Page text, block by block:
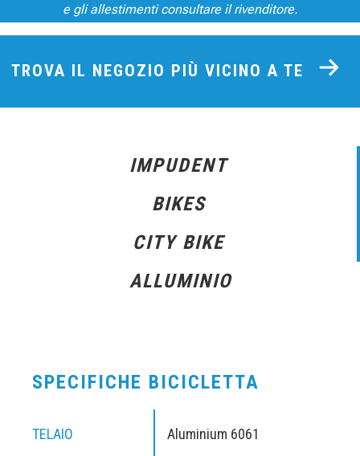
e gli allestimenti consultare il rivenditore.
TROVA IL NEGOZIO PIÙ VICINO A TE
IMPUDENT
BIKES
CITY BIKE
ALLUMINIO
SPECIFICHE BICICLETTA
TELAIO Aluminium 6061